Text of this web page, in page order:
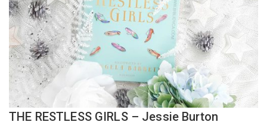
THE RESTLESS GIRLS – Jessie Burton